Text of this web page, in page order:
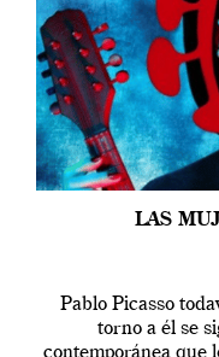
LAS
Pablo Picasso
torno a él se